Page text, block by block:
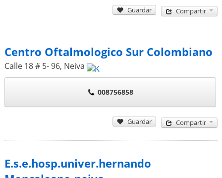
Guardar Compartir
Centro Oftalmologico Sur Colombiano
Calle 18 # 5- 96, Neiva
008756858
Guardar Compartir
E.s.e.hosp.univer.hernando